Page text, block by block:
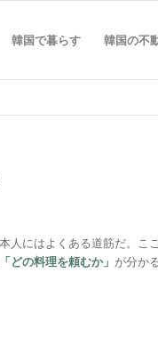
韓国で暮らす 韓国の不
人にはよくある道筋だ。こ
どの料理を頼むか」 が分か